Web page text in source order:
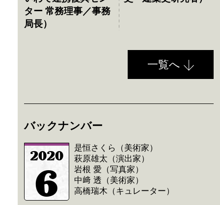
ター 常務理事／事務
局長）
一覧へ
バックナンバー
2020
6
是恒さくら（美術家）
萩原雄太（演出家）
岩根 愛（写真家）
中﨑 透（美術家）
高橋瑞木（キュレーター）